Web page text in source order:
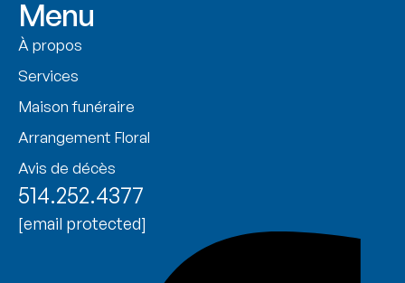
Menu
À propos
Services
Maison funéraire
Arrangement Floral
Avis de décès
514.252.4377
[email protected]